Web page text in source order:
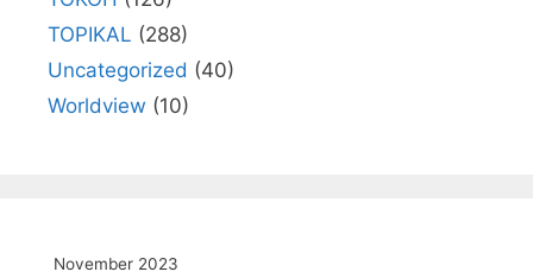
TOPIKAL (288)
Uncategorized (40)
Worldview (10)
November 2023